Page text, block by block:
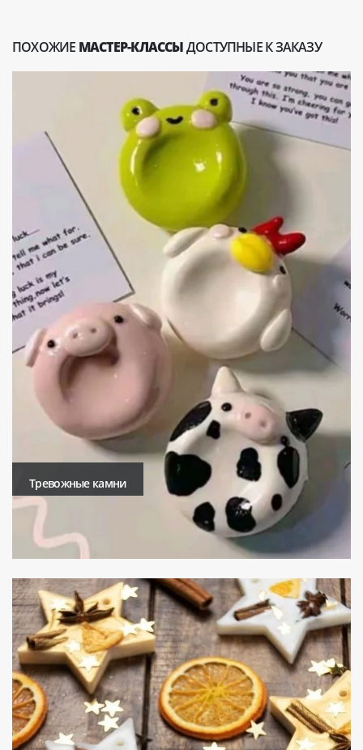
ПОХОЖИЕ МАСТЕР-КЛАССЫДОСТУПНЫЕ К ЗАКАЗУ
Тревожные камни